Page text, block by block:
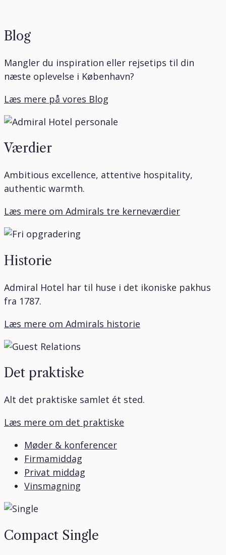
Blog
Mangler du inspiration eller rejsetips til din
næste oplevelse i København?
Læs mere på vores Blog
Værdier
Ambitious excellence, attentive hospitality,
authentic warmth.
Læs mere om Admirals tre kerneværdier
Historie
Admiral Hotel har til huse i det ikoniske pakhus
fra 1787.
Læs mere om Admirals historie
Det praktiske
Alt det praktiske samlet ét sted.
Læs mere om det praktiske
Møder & konferencer
Firmamiddag
Privat middag
Vinsmagning
Compact Single